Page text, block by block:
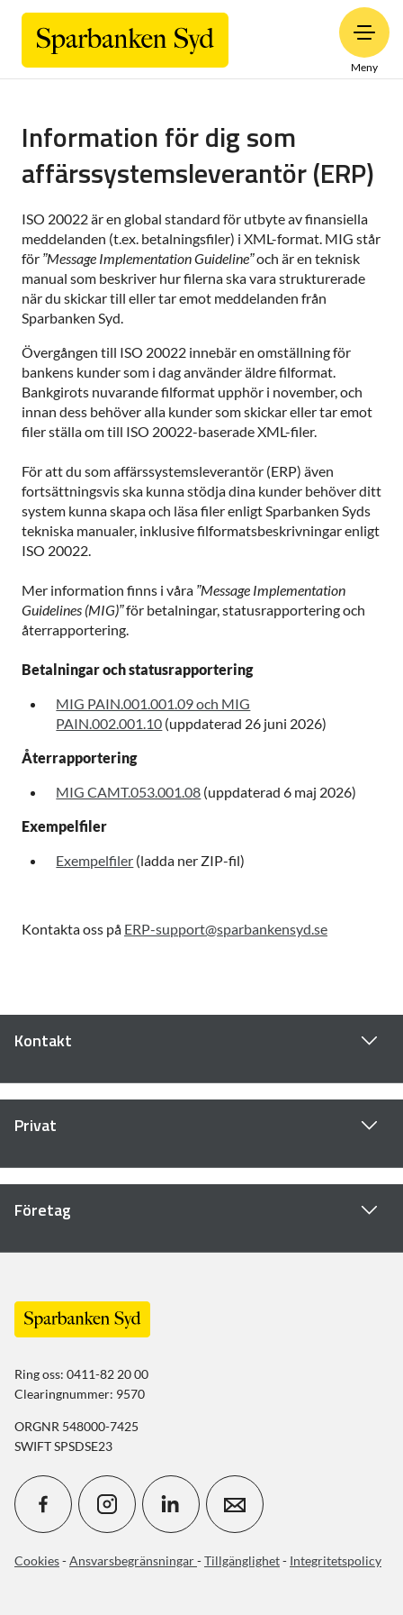
Meny
Information för dig som
affärssystemsleverantör (ERP)
ISO 20022 är en global standard för utbyte av finansiella
meddelanden (t.ex. betalningsfiler) i XML-format. MIG står
för ”Message Implementation Guideline”och är en teknisk
manual som beskriver hur filerna ska vara strukturerade
när du skickar till eller tar emot meddelanden från
Sparbanken Syd.
Övergången till ISO 20022 innebär en omställning för
bankens kunder som i dag använder äldre filformat.
Bankgirots nuvarande filformat upphör i november, och
innan dess behöver alla kunder som skickar eller tar emot
filer ställa om till ISO 20022-baserade XML-filer.
För att du som affärssystemsleverantör (ERP) även
fortsättningsvis ska kunna stödja dina kunder behöver ditt
system kunna skapa och läsa filer enligt Sparbanken Syds
tekniska manualer, inklusive filformatsbeskrivningar enligt
ISO 20022.
Mer information finns i våra ”Message Implementation
Guidelines (MIG)”för betalningar, statusrapportering och
återrapportering.
Betalningar och statusrapportering
MIG PAIN.001.001.09 och MIG
PAIN.002.001.10 (uppdaterad 26 juni 2026)
Återrapportering
MIG CAMT.053.001.08 (uppdaterad 6 maj 2026)
Exempelfiler
Exempelfiler (ladda ner ZIP-fil)
Kontakta oss på ERP-support@sparbankensyd.se
Kontakt
Privat
Företag
Ring oss: 0411-82 20 00
Clearingnummer: 9570
ORGNR 548000-7425
SWIFT SPSDSE23
Cookies-Ansvarsbegränsningar-Tillgänglighet- Integritetspolicy